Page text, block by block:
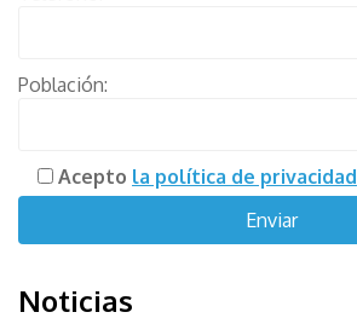
Población:
Acepto la política de privacidad
Noticias